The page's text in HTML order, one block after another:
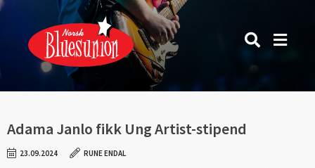
Adama Janlo fikk Ung Artist-stipend
23.09.2024 RUNE ENDAL